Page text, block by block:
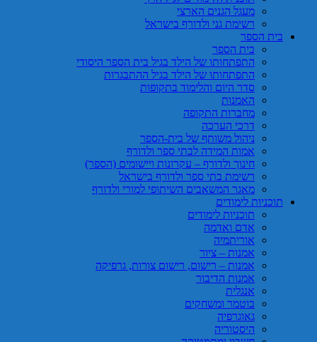
מעגל הגנים הארצי
רשימת גני ולדורף בישראל
בית הספר
בית הספר
התפתחותו של הילד בגיל בית הספר היסודי
התפתחותו של הילד בגיל ההתבגרות
סדר היום והלימוד בתקופות
האמנות
מחברות התקופה
דרכי הערכה
ניהול משותף של בית-הספר
אמות המידה לבתי ספר ולדורף
חינוך ולדורף – עקרונות ויישומים (הספר)
רשימת בתי ספר ולדורף בישראל
מאגר המשאבים השיתופי למורי ולדורף
תוכניות לימודים
תוכניות לימודים
אדם ואדמה
אוריתמיה
אמנות – ציור
אמנות – רישום, רישום צורות, גרפיקה
אמנות הדיבור
אנגלית
בוטמר ומשחקים
גאוגרפיה
היסטוריה